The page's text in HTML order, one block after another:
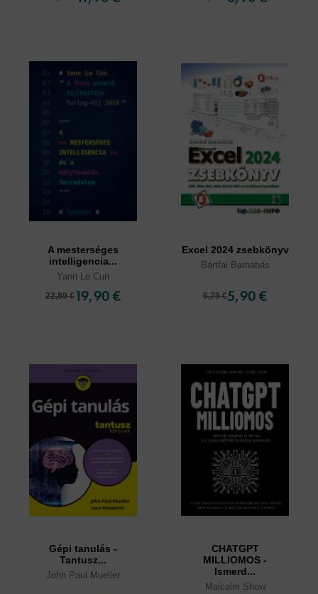
A mesterséges
intelligencia...
Yann Le Cun
22,89 €19,90 €
Excel 2024 zsebkönyv
Bártfai Barnabás
6,79 €5,90 €
Gépi tanulás -
Tantusz...
John Paul Mueller
CHATGPT
MILLIOMOS -
Ismerd...
Malcolm Show